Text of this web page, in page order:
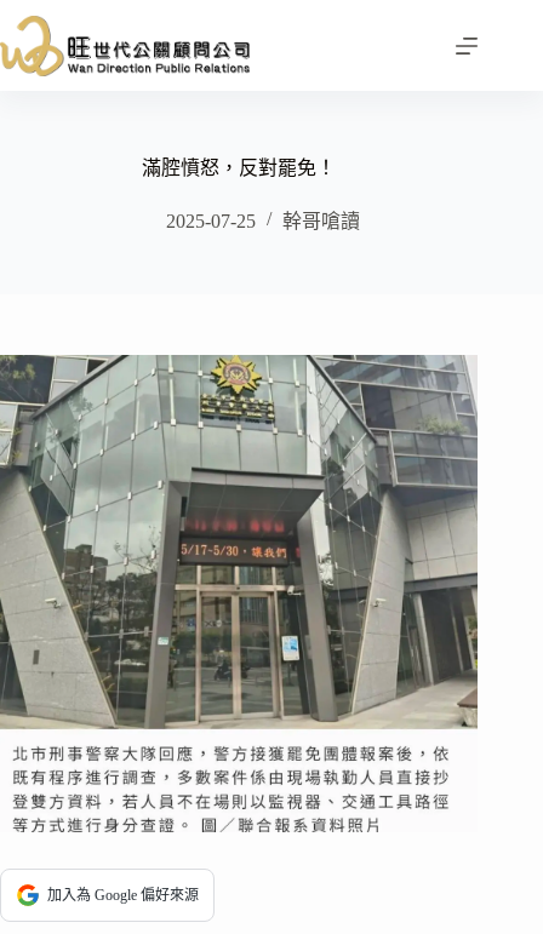
至
主
滿腔憤怒，反對罷免！
2025-07-25 幹哥嗆讀
加入為 Google 偏好來源